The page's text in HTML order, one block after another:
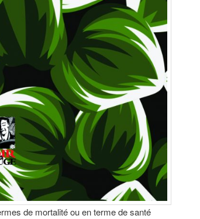
de mortalité ou en terme de santé